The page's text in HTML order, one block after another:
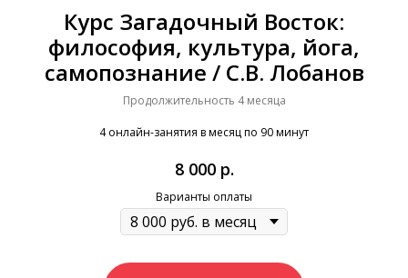
Курс Загадочный Восток:
философия, культура, йога,
самопознание / С.В. Лобанов
Продолжительность 4 месяца
4 онлайн-занятия в месяц по 90 минут
8 000 р.
Варианты оплаты